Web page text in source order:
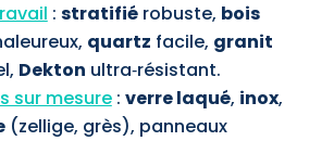
: stratifiérobuste, bois
quartz facile, granit
Dekton ultra‑résistant.
sur mesure: verre laqué, inox,
(zellige, grès), panneaux